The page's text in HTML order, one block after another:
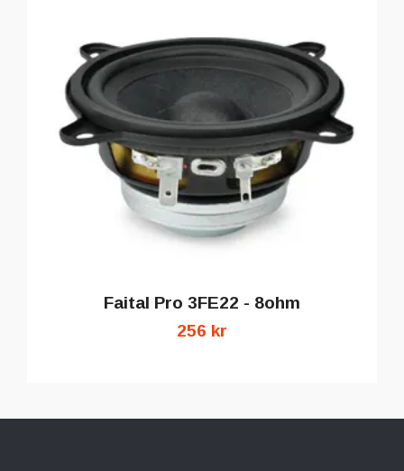
Faital Pro 3FE22 - 8ohm
256 kr